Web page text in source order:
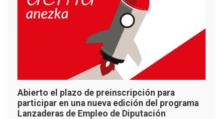
Abierto el plazo de preinscripción para
participar en una nueva edición del programa
Lanzaderas de Empleo de Diputación